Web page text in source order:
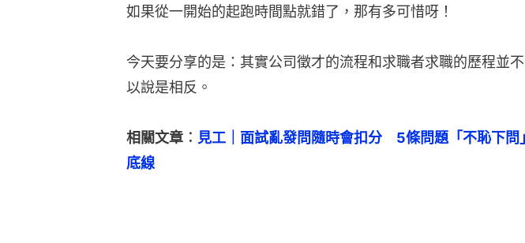
如果從一開始的起跑時間點就錯了，那有多可惜呀！
今天要分享的是：其實公司徵才的流程和求職者求職的歷程並
以說是相反。
相關文章︰ 見工｜面試亂發問隨時會扣分　5條問題「不恥下問
底線